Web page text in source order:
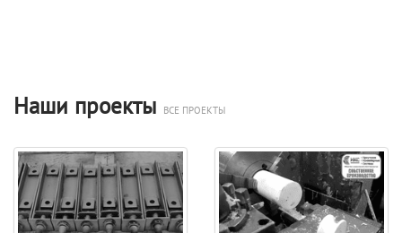
Наши проекты ВСЕ ПРОЕКТЫ